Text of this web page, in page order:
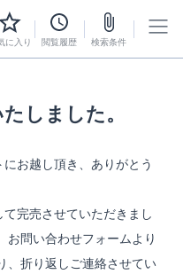
に入り 閲覧履歴 検索条件
しました。
お越し頂き、ありがとう
完売させていただきまし
お問い合わせフォームより
、折り返しご連絡させてい